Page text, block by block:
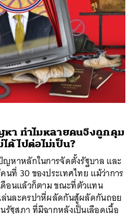
หา ทำไมหลายคนจึงถูกคุม
ด้ ไปต่อไม่เป็น?
ญหาหลักในการจัดตั้งรัฐบาล และ
ที่ 30 ของประเทศไทย แม้ว่าการ
ดือนแล้วก็ตาม ขณะที่ตัวแทน
ล่นละครปาหี่ผลัดกันสู้ผลัดกันถอย
ฐสภา ที่มีฉากหลังเป็นเลือดเนื้อ